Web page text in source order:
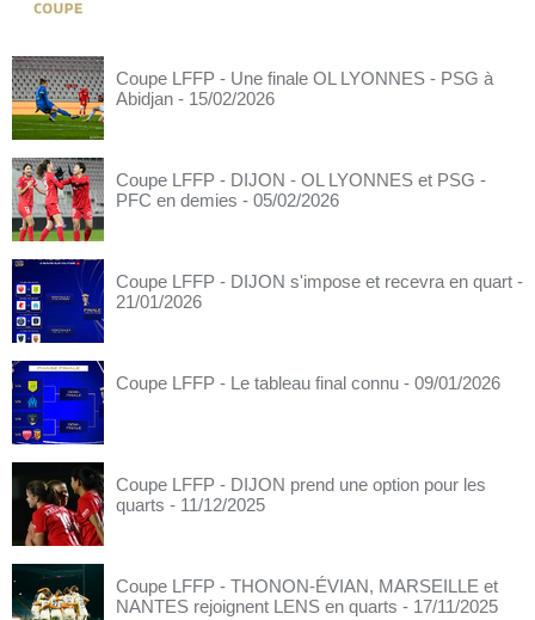
Coupe LFFP - Une finale OL LYONNES - PSG à
Abidjan - 15/02/2026
Coupe LFFP - DIJON - OL LYONNES et PSG -
PFC en demies - 05/02/2026
Coupe LFFP - DIJON s'impose et recevra en quart -
21/01/2026
Coupe LFFP - Le tableau final connu - 09/01/2026
Coupe LFFP - DIJON prend une option pour les
quarts - 11/12/2025
Coupe LFFP - THONON-ÉVIAN, MARSEILLE et
NANTES rejoignent LENS en quarts - 17/11/2025